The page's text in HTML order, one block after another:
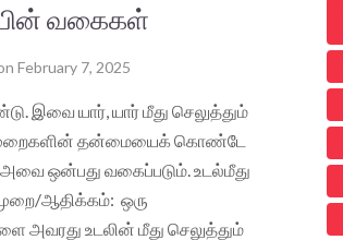
வகைகள்
February 7, 2025
இவை யார், யார் மீது செலுத்தும்
தன்மையைக் கொண்டே
ஒன்பது வகைப்படும். உடல்மீது
ஆதிக்கம்: ஒரு
அவரது உடலின் மீது செலுத்தும்